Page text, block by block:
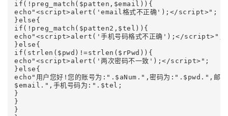
if(!preg_match($patten,$email)){
echo"<script>alert('email格式不正确');</script>";
}else{
if(!preg_match($patten2,$tel)){
echo"<script>alert('手机号码格式不正确');</script>";
}else{
if(strlen($pwd)!=strlen($rPwd)){
echo"<script>alert('两次密码不一致');</script>";
}else{
echo"用户您好!您的账号为:".$aNum.",密码为:".$pwd.",
$email.",手机号码为:".$tel;
}
}
}